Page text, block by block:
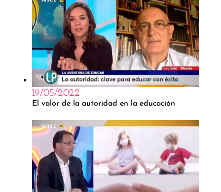
19/05/2022
El valor de la autoridad en la educación